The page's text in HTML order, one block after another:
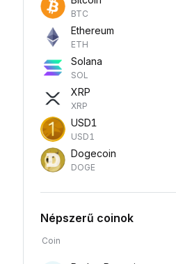
BTC
Ethereum
ETH
Solana
SOL
XRP
XRP
USD1
USD1
Dogecoin
DOGE
Népszerű coinok
Coin